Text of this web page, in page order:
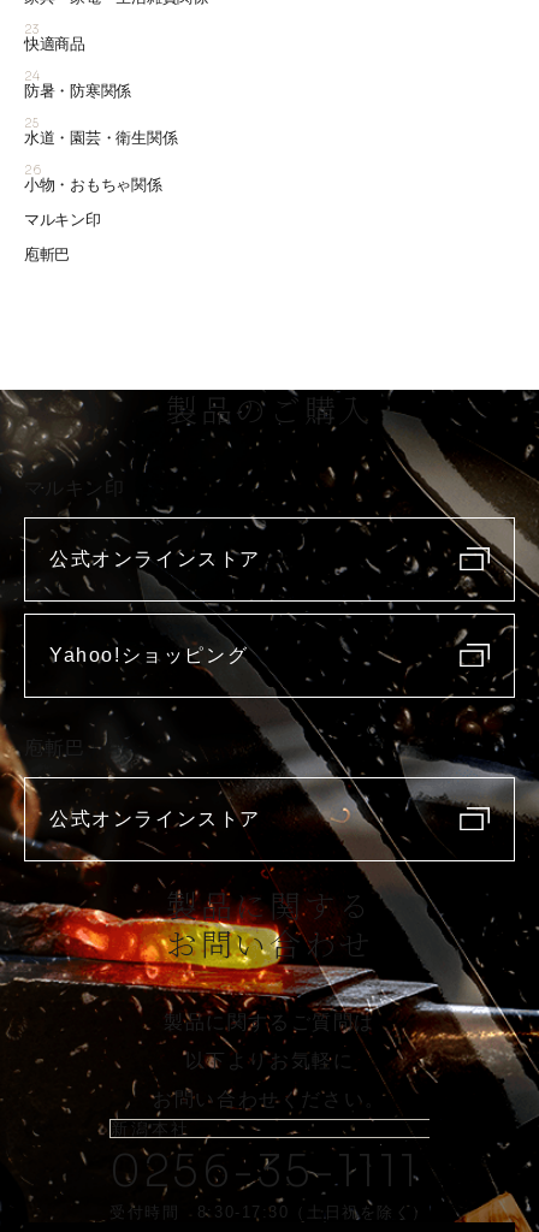
23
快適商品
24
防暑・防寒関係
25
水道・園芸・衛生関係
26
小物・おもちゃ関係
マルキン印
庖斬巴
製品のご購入
マルキン印
公式オンラインストア
Yahoo!ショッピング
庖斬巴
公式オンラインストア
製品に関する
お問い合わせ
製品に関するご質問は
以下よりお気軽に
お問い合わせください。
新潟本社
0256-35-1111
受付時間 8:30-17:30（土日祝を除く）